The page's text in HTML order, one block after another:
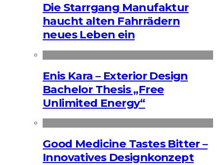
Die Starrgang Manufaktur
haucht alten Fahrrädern
neues Leben ein
Enis Kara – Exterior Design
Bachelor Thesis „Free
Unlimited Energy“
Good Medicine Tastes Bitter –
Innovatives Designkonzept